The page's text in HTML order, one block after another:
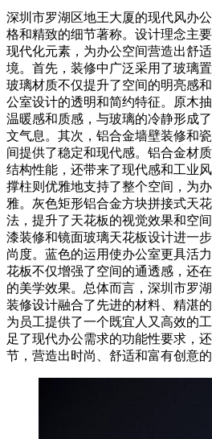
深圳市罗湖区地王大厦的现代风办
格和精致的细节著称。设计理念主
现代化元素，为办公空间营造出舒
境。首先，装修中广泛采用了玻璃
玻璃材质不仅提升了空间的明亮感
公室设计的透明和简约特征。原木
温暖感和质感，与玻璃的冷静形成
文气息。其次，铝合金墙壁装修和
间提供了稳定和现代感。铝合金材
结构性能，还带来了现代感和工业
撑柱则优雅地支持了整个空间，为
雅。灰色矩形铝合金方块拼接式天
法，提升了天花板的视觉效果和空
漆装修和镜面玻璃天花板设计进一
尚度。蓝色的运用使办公室更具活
花板不仅增强了空间的通透感，还
的美学效果。总体而言，深圳市罗
装修设计融合了先进的材料、精湛
为员工提供了一个既宜人又高效的
足了现代办公需求的功能性要求，
节，营造出时尚、舒适和富有创意的